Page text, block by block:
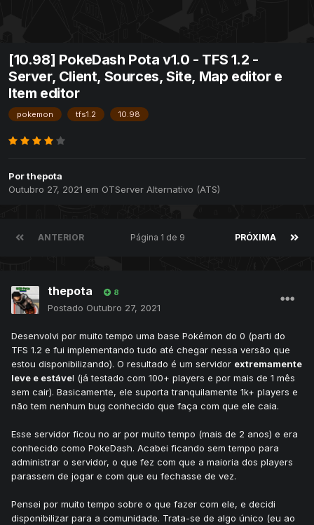
[10.98] PokeDash Pota v1.0 - TFS 1.2 -
Server, Client, Sources, Site, Map editor e
Item editor
pokemon tfs1.2 10.98
Porthepota
Outubro 27, 2021 em OTServer Alternativo (ATS)
ANTERIOR PRÓXIMA
Página 1 de 9
thepota 8
Postado Outubro 27, 2021
Desenvolvi por muito tempo uma base Pokémon do 0 (parti do
TFS 1.2 e fui implementando tudo até chegar nessa versão que
estou disponibilizando). O resultado é um servidor extremamente
leve e estável (já testado com 100+ players e por mais de 1 mês
sem cair). Basicamente, ele suporta tranquilamente 1k+ players e
não tem nenhum bug conhecido que faça com que ele caia.
Esse servidor ficou no ar por muito tempo (mais de 2 anos) e era
conhecido como PokeDash. Acabei ficando sem tempo para
administrar o servidor, o que fez com que a maioria dos players
parassem de jogar e com que eu fechasse de vez.
Pensei por muito tempo sobre o que fazer com ele, e decidi
disponibilizar para a comunidade. Trata-se de algo único (eu ao